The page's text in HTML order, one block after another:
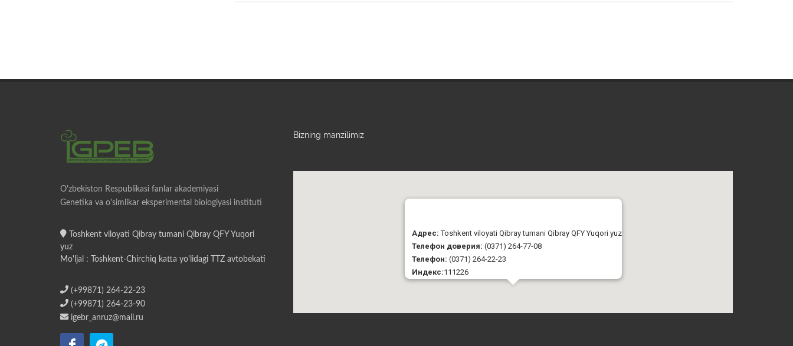
O'zbekiston Respublikasi fanlar akademiyasi
Genetika va o'simlikar eksperimental biologiyasi instituti
Toshkent viloyati Qibray tumani Qibray QFY Yuqori
yuz
Mo'ljal : Toshkent-Chirchiq katta yo'lidagi TTZ avtobekati
(+99871) 264-22-23
(+99871) 264-23-90
igebr_anruz@mail.ru
Bizning manzilimiz
Адрес:Toshkent viloyati Qibray tumani Qibray QFY Yuqori yuz
Телефон доверия: (0371) 264-77-08
Телефон: (0371) 264-22-23
Индекс:111226